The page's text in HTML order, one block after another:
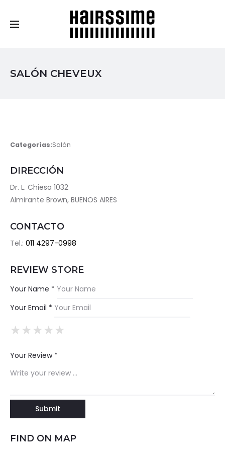
SALÓN CHEVEUX
Categorías:Salón
DIRECCIÓN
Dr. L. Chiesa 1032
Almirante Brown, BUENOS AIRES
CONTACTO
Tel.: 011 4297-0998
REVIEW STORE
Your Name *
Your Email *
★
★★
★★★
★★★★
★★★★★
Your Review *
FIND ON MAP